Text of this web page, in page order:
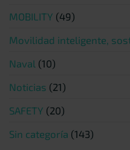
MOBILITY (49)
Movilidad inteligente,
Naval (10)
Noticias (21)
SAFETY (20)
Sin categoría (143)